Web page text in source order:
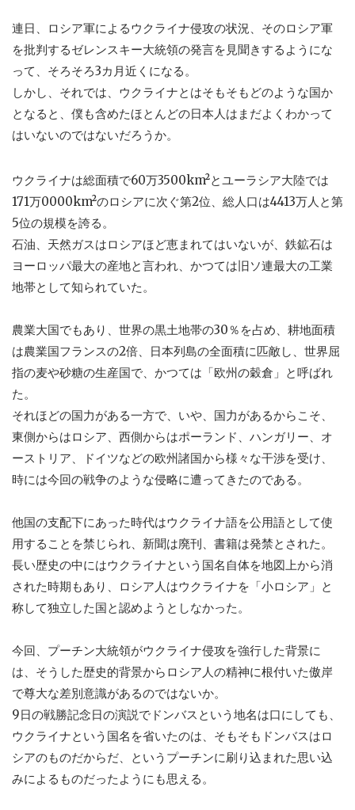
連日、ロシア軍によるウクライナ侵攻の状況、そのロシア軍
を批判するゼレンスキー大統領の発言を見聞きするようにな
って、そろそろ3カ月近くになる。
しかし、それでは、ウクライナとはそもそもどのような国か
となると、僕も含めたほとんどの日本人はまだよくわかって
はいないのではないだろうか。
ウクライナは総面積で60万3500km²とユーラシア大陸では
171万0000km²のロシアに次ぐ第2位、総人口は4413万人と第
5位の規模を誇る。
石油、天然ガスはロシアほど恵まれてはいないが、鉄鉱石は
ヨーロッパ最大の産地と言われ、かつては旧ソ連最大の工業
地帯として知られていた。
農業大国でもあり、世界の黒土地帯の30％を占め、耕地面積
は農業国フランスの2倍、日本列島の全面積に匹敵し、世界屈
指の麦や砂糖の生産国で、かつては「欧州の穀倉」と呼ばれ
た。
それほどの国力がある一方で、いや、国力があるからこそ、
東側からはロシア、西側からはポーランド、ハンガリー、オ
ーストリア、ドイツなどの欧州諸国から様々な干渉を受け、
時には今回の戦争のような侵略に遭ってきたのである。
他国の支配下にあった時代はウクライナ語を公用語として使
用することを禁じられ、新聞は廃刊、書籍は発禁とされた。
長い歴史の中にはウクライナという国名自体を地図上から消
された時期もあり、ロシア人はウクライナを「小ロシア」と
称して独立した国と認めようとしなかった。
今回、プーチン大統領がウクライナ侵攻を強行した背景に
は、そうした歴史的背景からロシア人の精神に根付いた傲岸
で尊大な差別意識があるのではないか。
9日の戦勝記念日の演説でドンバスという地名は口にしても、
ウクライナという国名を省いたのは、そもそもドンバスはロ
シアのものだからだ、というプーチンに刷り込まれた思い込
みによるものだったようにも思える。